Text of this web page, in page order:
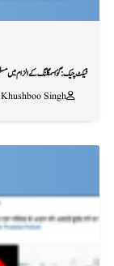
فیکٹ چیک: گؤ اسمگلنگ کے الزام میں
Khushboo Singh